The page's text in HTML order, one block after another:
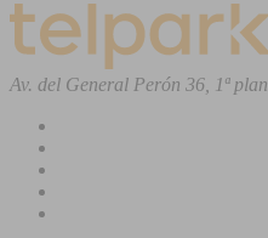
Av. del General Perón 36, 1ª